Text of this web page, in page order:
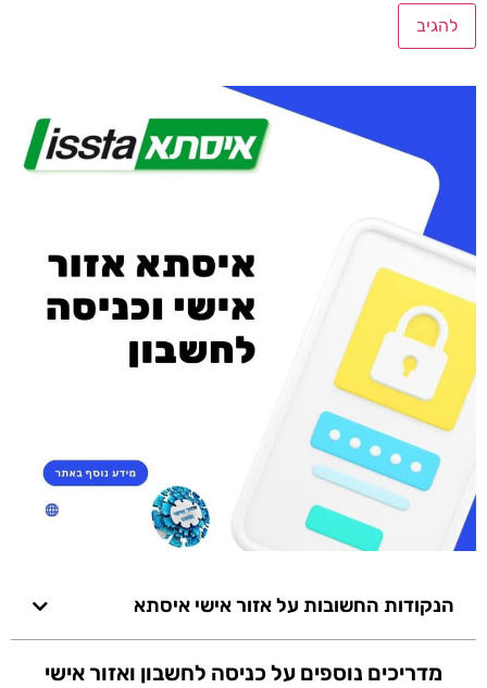
הנקודות החשובות על אזור אישי איסתא
מדריכים נוספים על כניסה לחשבון ואזור אישי